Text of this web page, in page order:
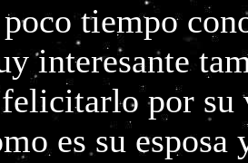
tiempo
interesante
por su
es su